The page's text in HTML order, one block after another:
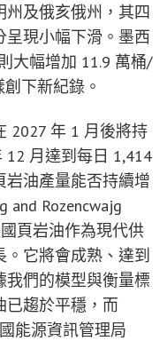
州及俄亥俄州，其四
呈現小幅下滑。墨西
大幅增加 11.9 萬桶/
下新紀錄。
2027 年 1 月後將持
12 月達到每日 1,414
岩油產量能否持續增
and Rozencwajg
頁岩油作為現代供
它將會成熟、達到
們的模型與衡量標
已趨於平穩，而
能源資訊管理局